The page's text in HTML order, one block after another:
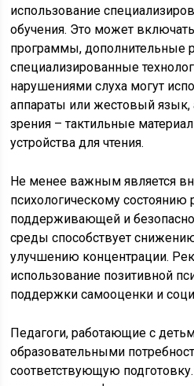
использование
обучения. Это может
программы, дополнительные
специализированные
нарушениями слуха могут
аппараты или жестовый
зрения – тактильные
устройства для чтения.
Не менее важным является
психологическому состоянию
поддерживающей и
среды способствует
улучшению концентрации.
использование позитивной
поддержки самооценки и
Педагоги, работающие с
образовательными
соответствующую